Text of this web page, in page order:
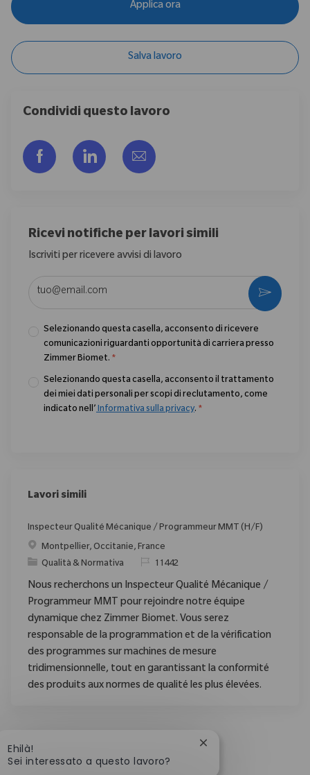
Applica ora
Salva lavoro
Condividi questo lavoro
Share via Facebook
Share via LinkedIn
Share via email
Ricevi notifiche per lavori simili
Iscriviti per ricevere avvisi di lavoro
Selezionando questa casella, acconsento di ricevere
comunicazioni riguardanti opportunità di carriera presso
Zimmer Biomet. *
Selezionando questa casella, acconsento il trattamento
dei miei dati personali per scopi di reclutamento, come
indicato nell’ Informativa sulla privacy. *
Activate
Lavori simili
Inspecteur Qualité Mécanique / Programmeur MMT (H/F)
Posizione
Montpellier, Occitanie, France
Categoria
Qualità & Normativa ID richiesto
11442
Nous recherchons un Inspecteur Qualité Mécanique /
Programmeur MMT pour rejoindre notre équipe
dynamique chez Zimmer Biomet. Vous serez
responsable de la programmation et de la vérification
des programmes sur machines de mesure
tridimensionnelle, tout en garantissant la conformité
des produits aux normes de qualité les plus élevées.
Ehilà!
Sei interessato a questo lavoro?
Chiudi la notifica del